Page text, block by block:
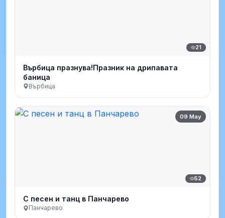
21
Върбица празнува!Празник на дрипавата
баница
Върбица
09 May
52
С песен и танц в Панчарево
Панчарево